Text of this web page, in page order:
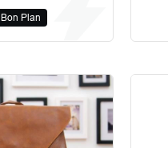
Bon Plan